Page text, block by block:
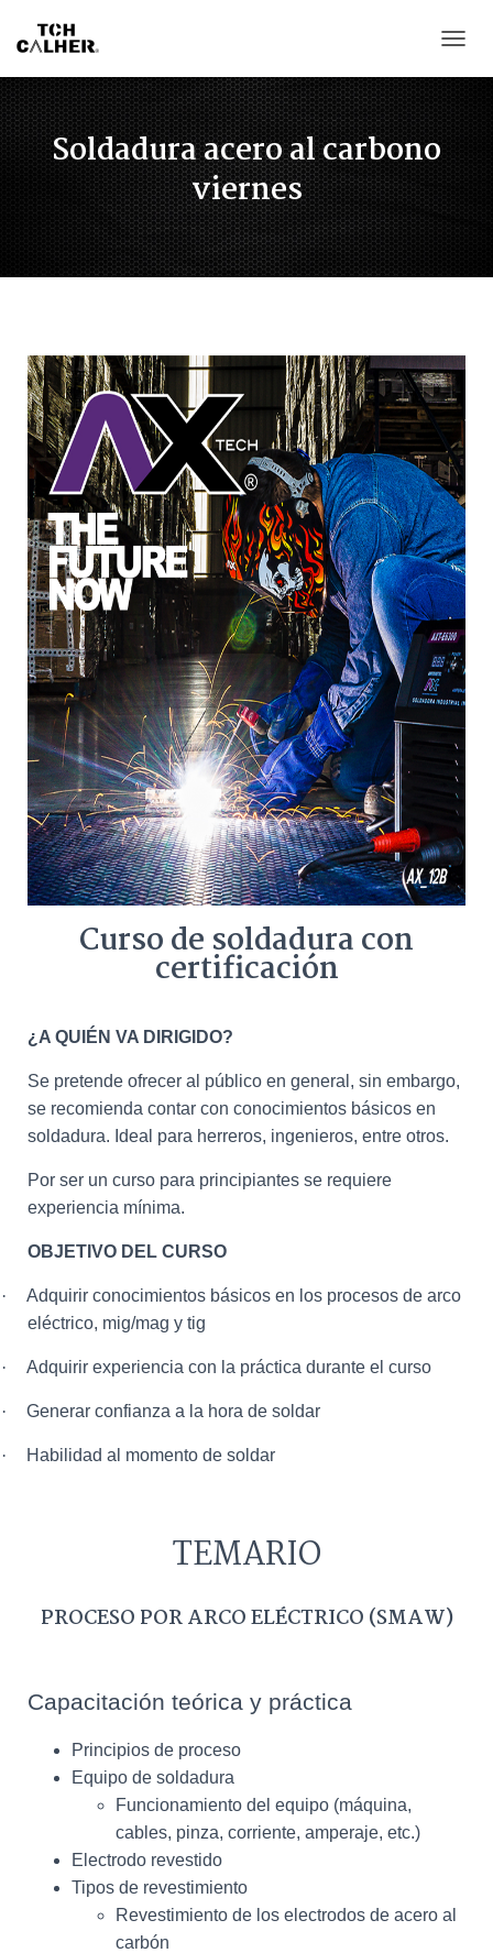
Soldadura acero al carbono
viernes
Curso de soldadura con
certificación
¿A QUIÉN VA DIRIGIDO?
Se pretende ofrecer al público en general, sin embargo,
se recomienda contar con conocimientos básicos en
soldadura. Ideal para herreros, ingenieros, entre otros.
Por ser un curso para principiantes se requiere
experiencia mínima.
OBJETIVO DEL CURSO
·
Adquirir conocimientos básicos en los procesos de arco
eléctrico, mig/mag y tig
· Adquirir experiencia con la práctica durante el curso
· Generar confianza a la hora de soldar
· Habilidad al momento de soldar
TEMARIO
PROCESO POR ARCO ELÉCTRICO (SMAW)
Capacitación teórica y práctica
Principios de proceso
Equipo de soldadura
Funcionamiento del equipo (máquina,
cables, pinza, corriente, amperaje, etc.)
Electrodo revestido
Tipos de revestimiento
Revestimiento de los electrodos de acero al
carbón